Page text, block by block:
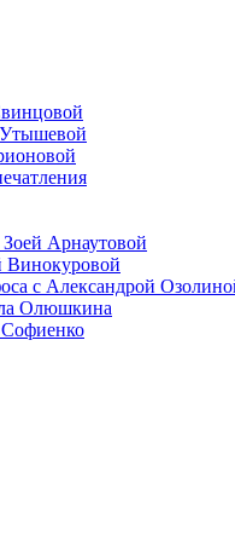
Арнаутовой
Винокуровой
с Александрой
Олюшкина